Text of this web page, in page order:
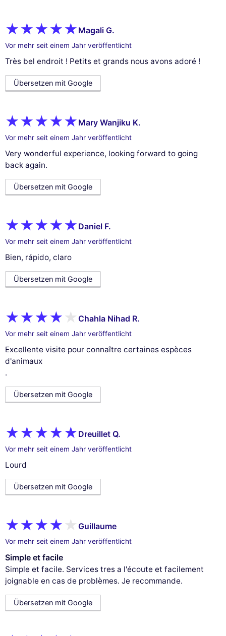
Magali G.
Vor mehr seit einem Jahr veröffentlicht
Très bel endroit ! Petits et grands nous avons adoré !
Übersetzen mit Google
Mary Wanjiku K.
Vor mehr seit einem Jahr veröffentlicht
Very wonderful experience, looking forward to going
back again.
Übersetzen mit Google
Daniel F.
Vor mehr seit einem Jahr veröffentlicht
Bien, rápido, claro
Übersetzen mit Google
Chahla Nihad R.
Vor mehr seit einem Jahr veröffentlicht
Excellente visite pour connaître certaines espèces
d'animaux
.
Übersetzen mit Google
Dreuillet Q.
Vor mehr seit einem Jahr veröffentlicht
Lourd
Übersetzen mit Google
Guillaume
Vor mehr seit einem Jahr veröffentlicht
Simple et facile
Simple et facile. Services tres a l'écoute et facilement
joignable en cas de problèmes. Je recommande.
Übersetzen mit Google